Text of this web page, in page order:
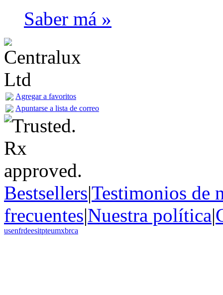
Saber má »
Agregar a favoritos
Apuntarse a lista de correo
Bestsellers|Testimonios de
frecuentes|Nuestra política|
usenfrdeesitpteumxbrca